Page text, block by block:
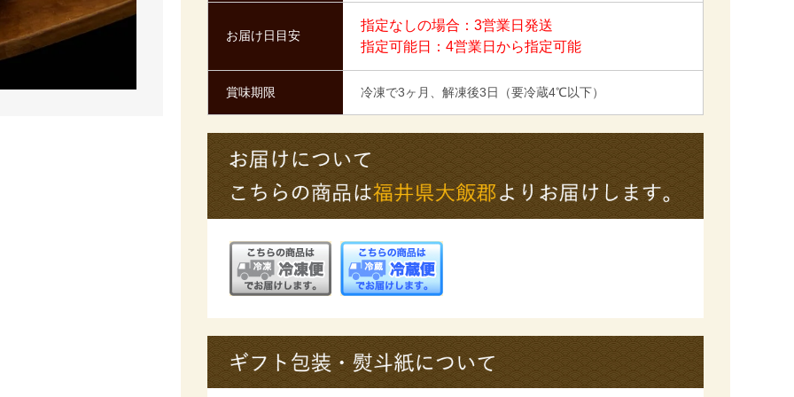
お届け日目安
指定なしの場合：3営業日発送
指定可能日：4営業日から指定可能
賞味期限 冷凍で3ヶ月、解凍後3日（要冷蔵4℃以下）